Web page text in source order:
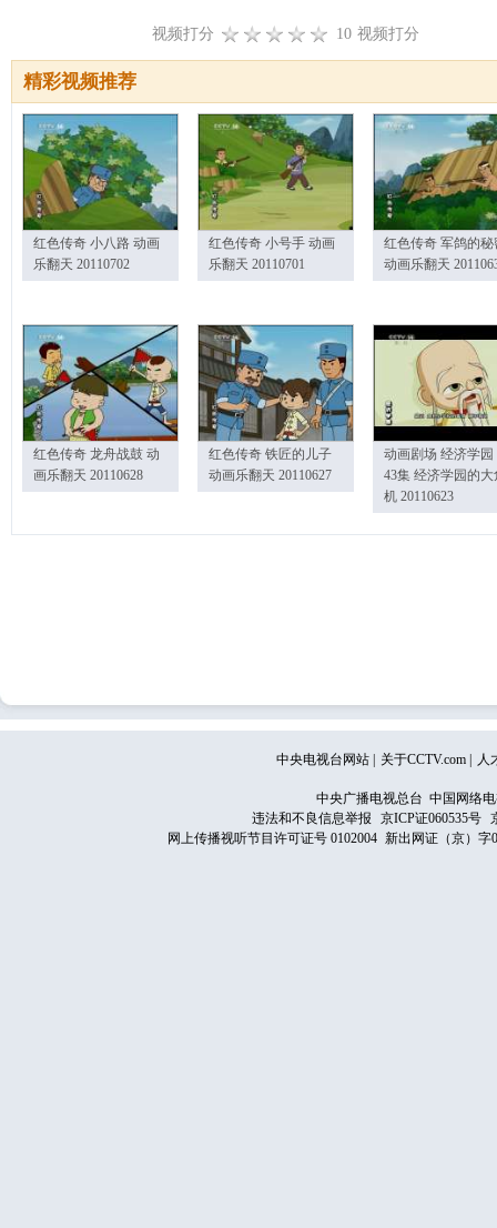
视频打分 10 视频打分
精彩视频推荐
红色传奇 小八路 动画
乐翻天 20110702
红色传奇 小号手 动画
乐翻天 20110701
红色传奇 军鸽的秘
动画乐翻天
红色传奇 龙舟战鼓 动
画乐翻天 20110628
红色传奇 铁匠的儿子
动画乐翻天 20110627
动画剧场 经济学园
43集 经济学园的大
机 20110623
中央电视台网站 关于CCTV.com 人
中央广播电视总台 中国网络
违法和不良信息举报
京ICP证060535号
网上传播视听节目许可证号 0102004 新出网证（京）